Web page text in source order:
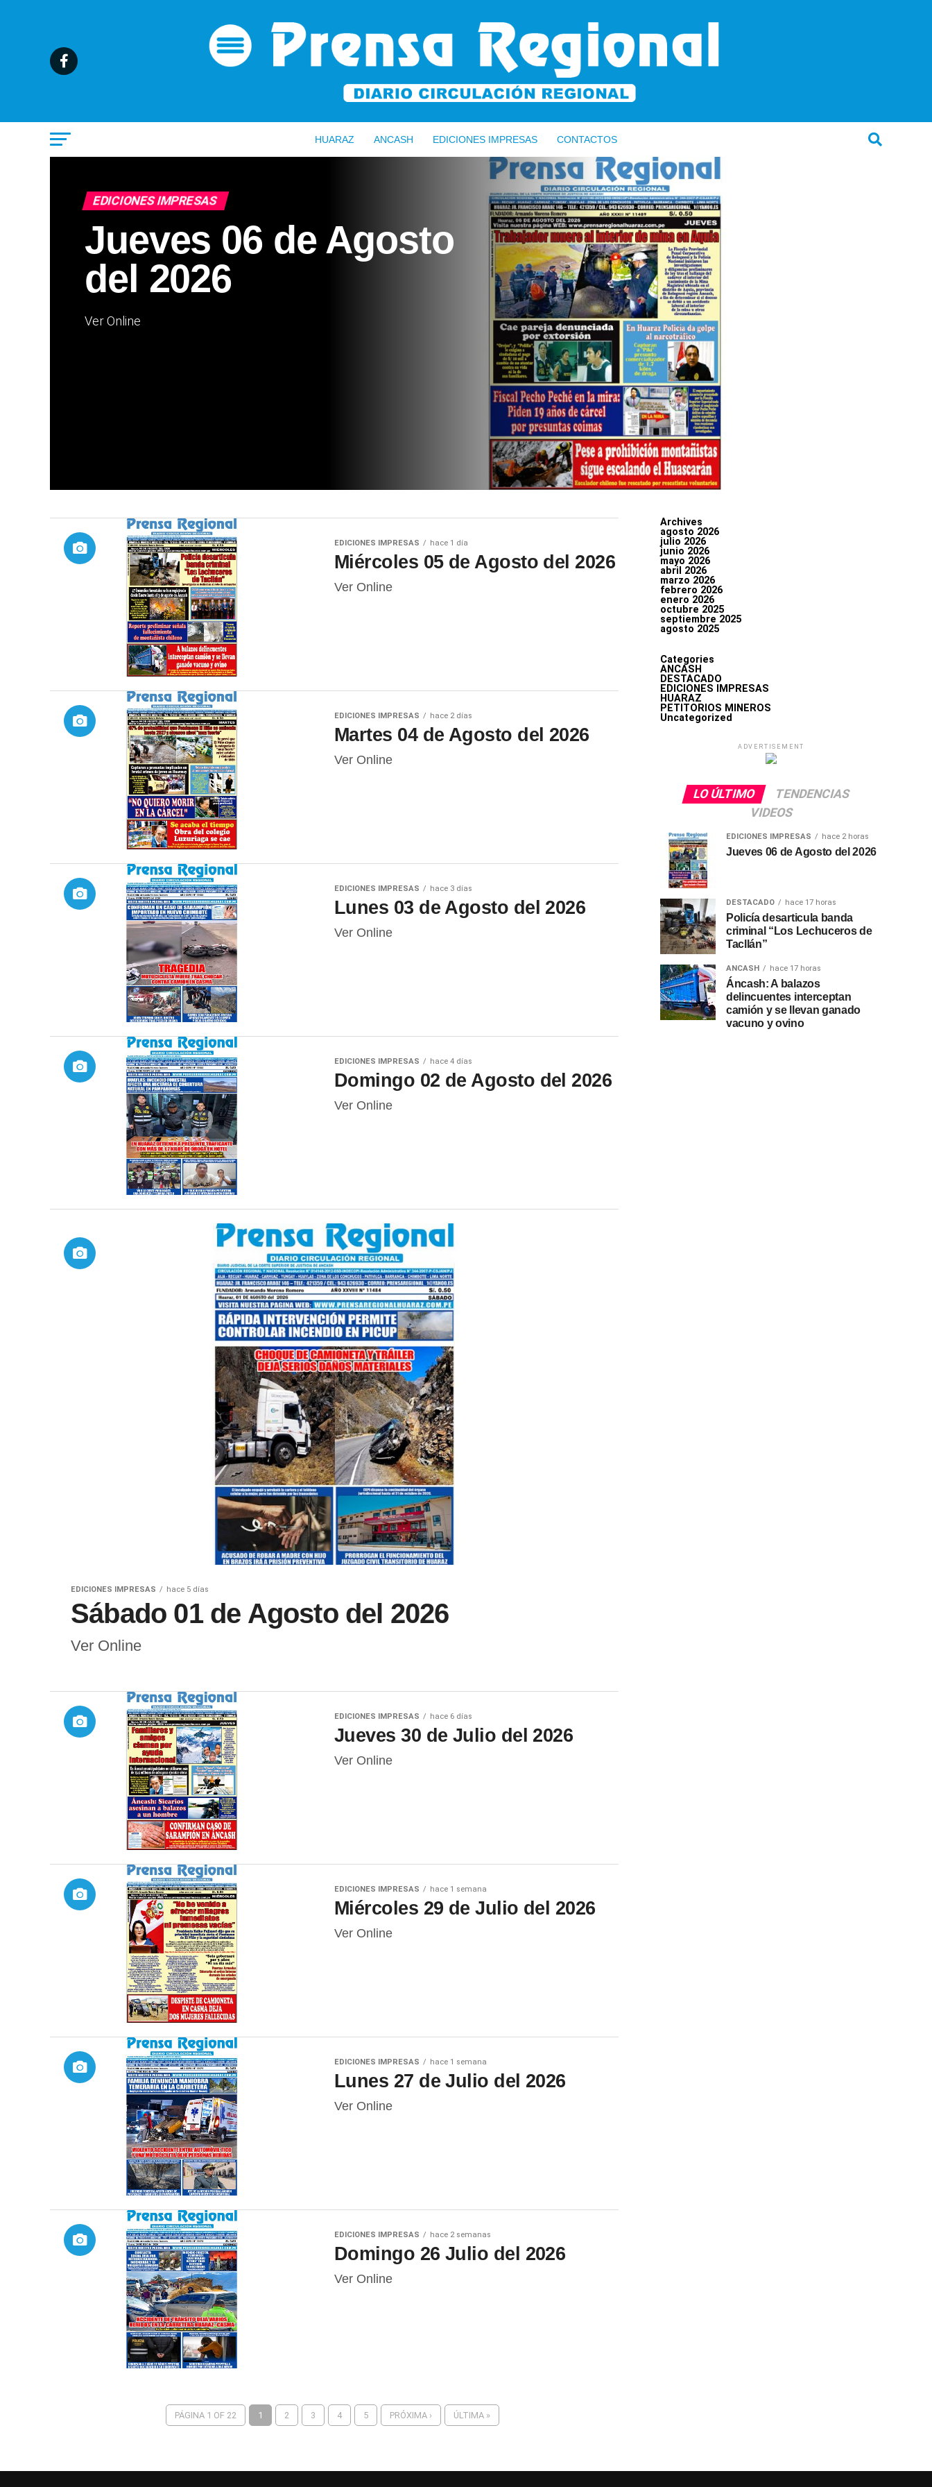
HUARAZ ANCASH EDICIONES IMPRESAS CONTACTOS
EDICIONES IMPRESAS
Jueves 06 de Agosto
del 2026
Ver Online
EDICIONES IMPRESAS hace 1 día
Miércoles 05 de Agosto del 2026
Ver Online
EDICIONES IMPRESAS hace 2 días
Martes 04 de Agosto del 2026
Ver Online
EDICIONES IMPRESAS hace 3 días
Lunes 03 de Agosto del 2026
Ver Online
EDICIONES IMPRESAS hace 4 días
Domingo 02 de Agosto del 2026
Ver Online
EDICIONES IMPRESAS hace 5 días
Sábado 01 de Agosto del 2026
Ver Online
EDICIONES IMPRESAS hace 6 días
Jueves 30 de Julio del 2026
Ver Online
EDICIONES IMPRESAS hace 1 semana
Miércoles 29 de Julio del 2026
Ver Online
EDICIONES IMPRESAS hace 1 semana
Lunes 27 de Julio del 2026
Ver Online
EDICIONES IMPRESAS hace 2 semanas
Domingo 26 Julio del 2026
Ver Online
PÁGINA 1 OF 22 1 2 3 4 5 PRÓXIMA › ÚLTIMA »
Archives
agosto 2026
julio 2026
junio 2026
mayo 2026
abril 2026
marzo 2026
febrero 2026
enero 2026
octubre 2025
septiembre 2025
agosto 2025
Categories
ANCASH
DESTACADO
EDICIONES IMPRESAS
HUARAZ
PETITORIOS MINEROS
Uncategorized
ADVERTISEMENT
LO ÚLTIMO
TENDENCIAS
VIDEOS
EDICIONES IMPRESAS hace 2 horas
Jueves 06 de Agosto del 2026
DESTACADO hace 17 horas
Policía desarticula banda
criminal “Los Lechuceros de
Tacllán”
ANCASH hace 17 horas
Áncash: A balazos
delincuentes interceptan
camión y se llevan ganado
vacuno y ovino